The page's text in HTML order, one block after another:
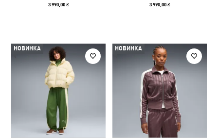
3 990,00 ₴ 3 990,00 ₴
НОВИНКА НОВИНКА